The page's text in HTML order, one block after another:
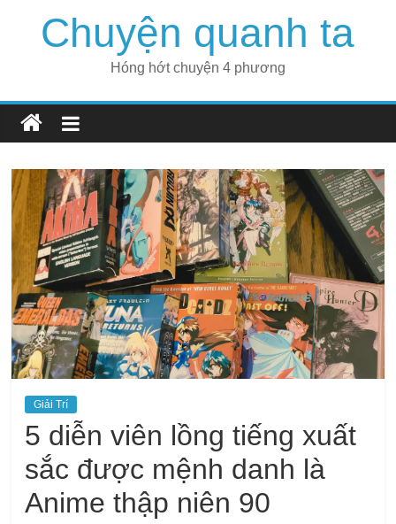
Chuyện quanh ta
Hóng hớt chuyện 4 phương
Giải Trí
5 diễn viên lồng tiếng xuất
sắc được mệnh danh là
Anime thập niên 90